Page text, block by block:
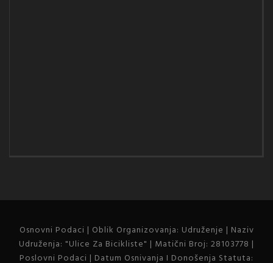
Osnovni Podaci | Oblik Organizovanja: Udruženje | Naziv
Udruženja: "Ulice Za Bicikliste" | Matični Broj: 28103778 |
Poslovni Podaci | Datum Osnivanja I Donošenja Statuta: